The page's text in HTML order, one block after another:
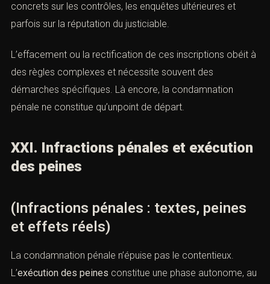
concrets sur les contrôles, les enquêtes ultérieures et
parfois sur la réputation du justiciable.
L’effacement ou la rectification de ces inscriptions obéit à
des règles complexes et nécessite souvent des
démarches spécifiques. Là encore, la condamnation
pénale ne constitue qu’unpoint de départ.
XXI. Infractions pénales et exécution
des peines
(Infractions pénales : textes, peines
et effets réels)
La condamnation pénale n’épuise pas le contentieux.
L’exécution des peines constitue une phase autonome, au